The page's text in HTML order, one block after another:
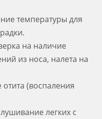
температуры для
на наличие
из носа, налета на
(воспаления
легких с